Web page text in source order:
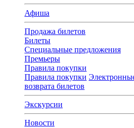
Афиша
Продажа билетов
Билеты
Специальные предложения
Премьеры
Правила покупки
Правила покупки
возврата билетов
Экскурсии
Новости